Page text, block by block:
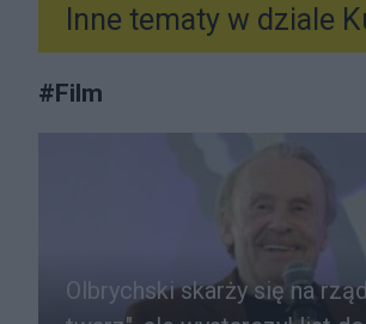
Inne tematy w dziale
#Film
Olbrychski skarży się na